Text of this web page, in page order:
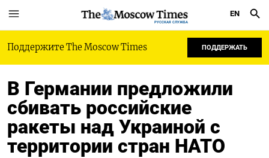
РУССКАЯ СЛУЖБА
EN
Поддержите The Moscow Times ПОДДЕРЖАТЬ
В Германии предложили
сбивать российские
ракеты над Украиной с
территории стран НАТО